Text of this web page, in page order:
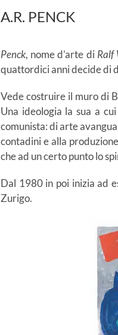
A.R. PENCK
Penck, nome d’arte di Ralf
quattordici anni decide di
Vede costruire il muro di
Una ideologia la sua a
comunista: di arte
contadini e alla
che ad un certo punto lo
Dal 1980 in poi inizia ad
Zurigo.